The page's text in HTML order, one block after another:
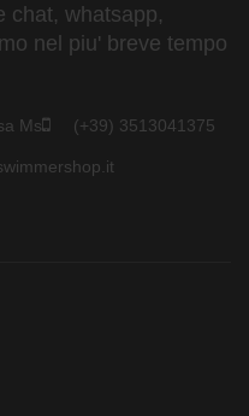
chat, whatsapp,
nel piu' breve tempo
Ms (+39) 3513041375